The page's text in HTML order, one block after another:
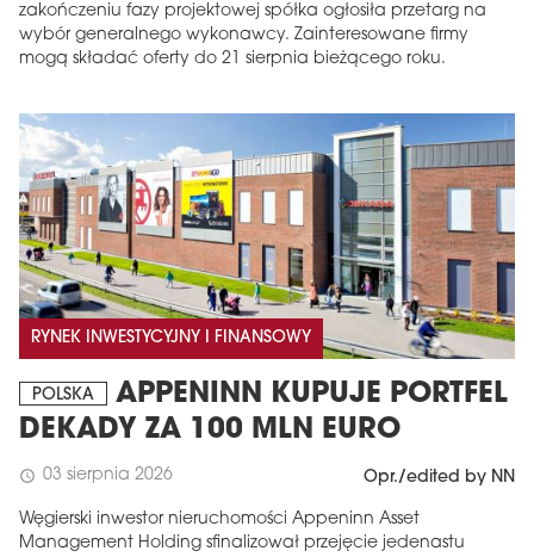
zakończeniu fazy projektowej spółka ogłosiła przetarg na
wybór generalnego wykonawcy. Zainteresowane firmy
mogą składać oferty do 21 sierpnia bieżącego roku.
RYNEK INWESTYCYJNY I FINANSOWY
POLSKA
APPENINN KUPUJE PORTFEL
DEKADY ZA 100 MLN EURO
schedule 03 sierpnia 2026 Opr./edited by NN
Węgierski inwestor nieruchomości Appeninn Asset
Management Holding sfinalizował przejęcie jedenastu